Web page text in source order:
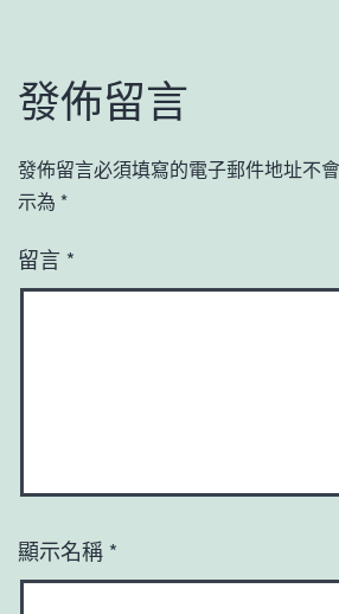
發佈留言
發佈留言必須填寫的電子郵件地址不
示為 *
留言 *
顯示名稱 *